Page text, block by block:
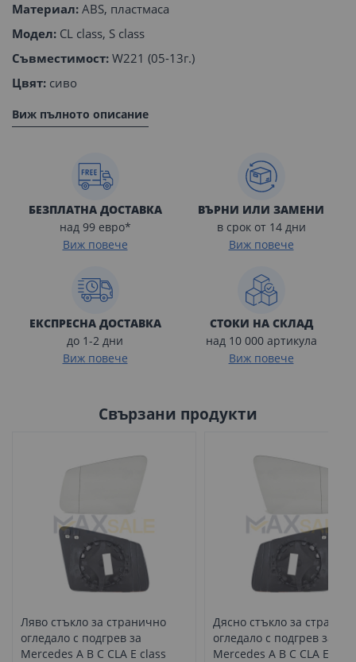
Материал: ABS, пластмаса
Модел: CL class, S class
Съвместимост: W221 (05-13г.)
Цвят: сиво
Виж пълното описание
БЕЗПЛАТНА ДОСТАВКА
над 99 евро*
Виж повече
ВЪРНИ ИЛИ ЗАМЕНИ
в срок от 14 дни
Виж повече
ЕКСПРЕСНА ДОСТАВКА
до 1-2 дни
Виж повече
СТОКИ НА СКЛАД
над 10 000 артикула
Виж повече
Свързани продукти
Ляво стъкло за странично
огледало с подгрев за
Mercedes A B C CLA E class
Дясно стъкло за
огледало с подгрев за
Mercedes A B C CLA E